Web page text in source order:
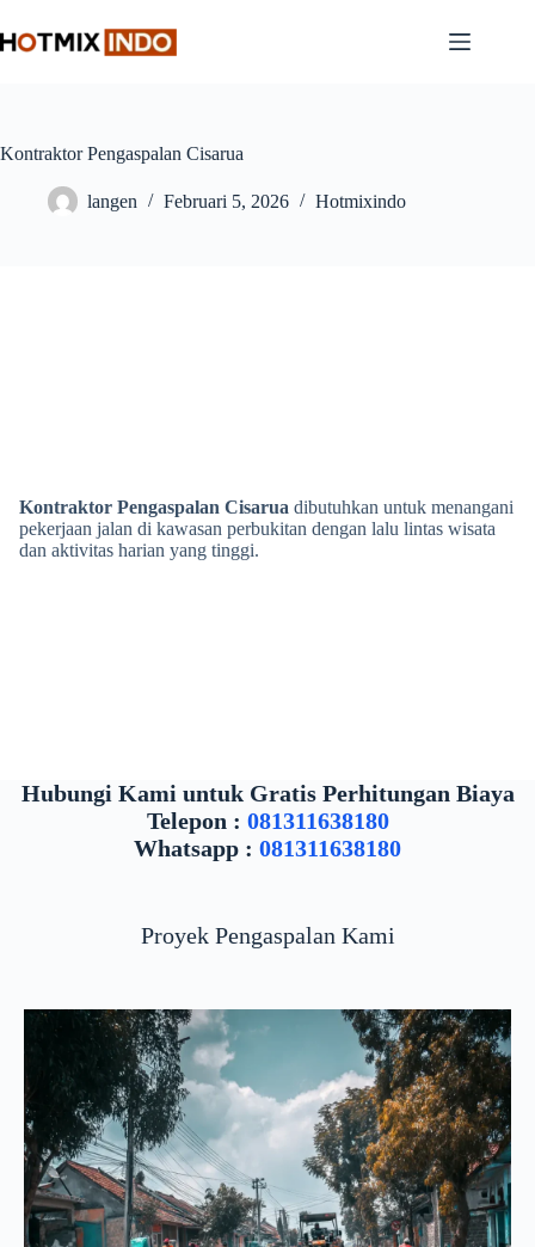
to
content
Kontraktor Pengaspalan Cisarua
langen Februari 5, 2026 Hotmixindo
Kontraktor Pengaspalan Cisarua dibutuhkan untuk menangani
pekerjaan jalan di kawasan perbukitan dengan lalu lintas wisata
dan aktivitas harian yang tinggi.
Hubungi Kami untuk Gratis Perhitungan Biaya
Telepon : 081311638180
Whatsapp : 081311638180
Proyek Pengaspalan Kami